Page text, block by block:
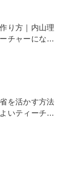
り方｜内山理
チャーになる
を活かす方法
いティーチャ